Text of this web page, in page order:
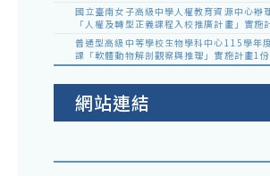
國立臺南女子高級中學人權教育資源中心辦
「人權及轉型正義課程入校推廣計畫」實施
普通型高級中等學校生物學科中心115學年
課「軟體動物解剖觀察與推理」實施計畫1份
網站連結